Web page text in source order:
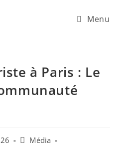
Menu
à Paris : Le
Média